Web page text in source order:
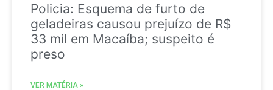
Policia: Esquema de furto de
geladeiras causou prejuízo de R$
33 mil em Macaíba; suspeito é
preso
VER MATÉRIA »